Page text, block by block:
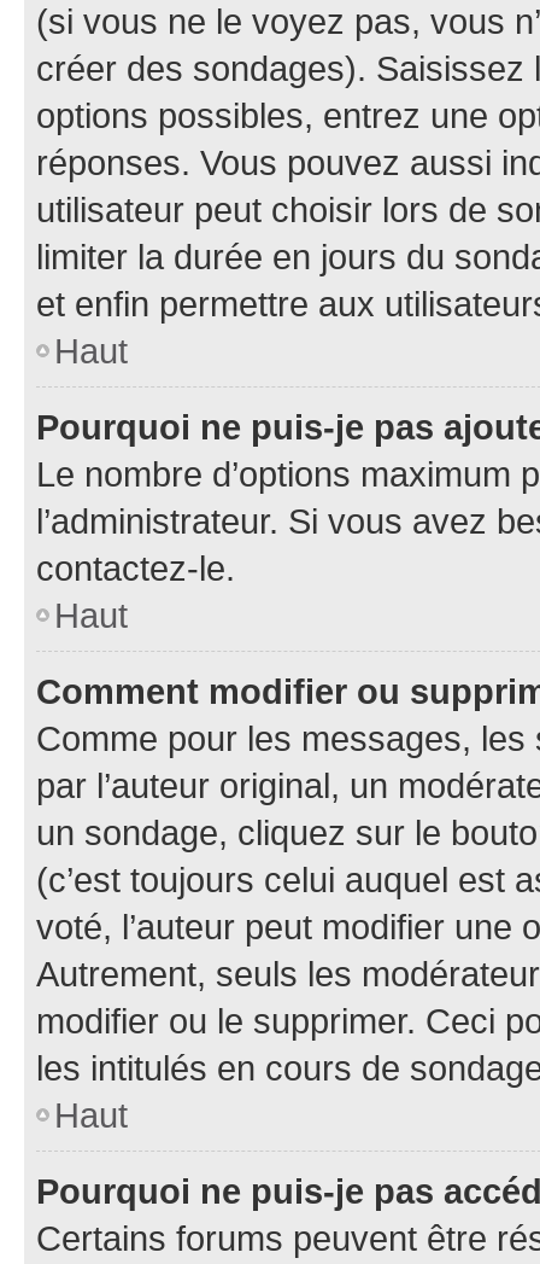
(si vous ne le voyez pas, vous
créer des sondages).
options possibles, entrez une
réponses. Vous pouvez aussi
utilisateur peut choisir lors de
limiter la durée en jours du
et enfin permettre aux
Haut
Pourquoi ne puis-je pas
Le nombre d’options maximum
l’administrateur. Si vous avez
contactez-le.
Haut
Comment modifier ou
Comme pour les messages,
par l’auteur original, un
un sondage, cliquez sur le
(c’est toujours celui auquel est
voté, l’auteur peut modifier une
Autrement, seuls les
modifier ou le supprimer. Ceci
les intitulés en cours de
Haut
Pourquoi ne puis-je pas
Certains forums peuvent être